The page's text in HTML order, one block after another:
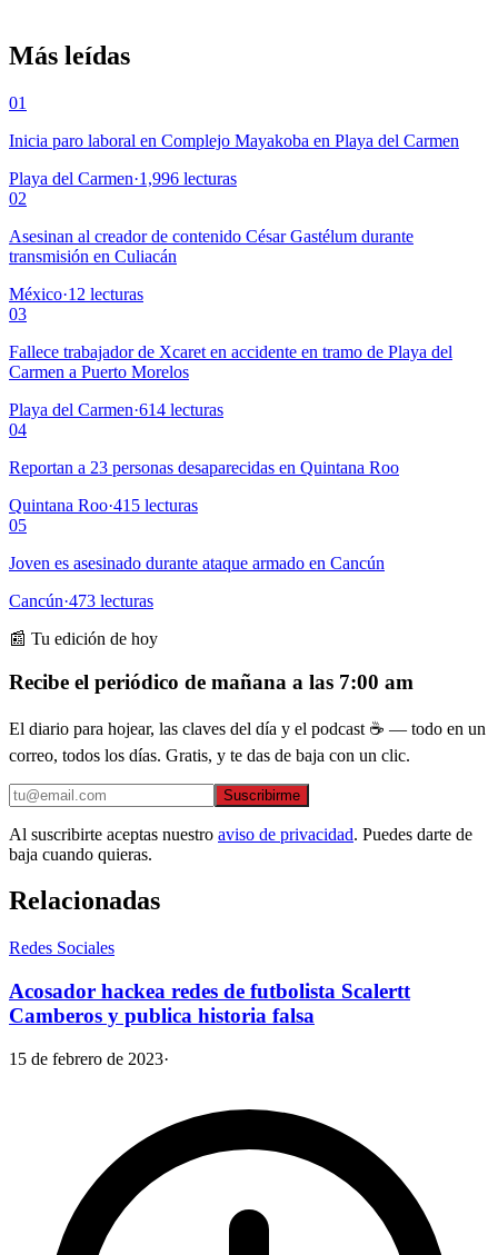
Más leídas
01
Inicia paro laboral en Complejo Mayakoba en Playa del Carmen
Playa del Carmen·1,996 lecturas
02
Asesinan al creador de contenido César Gastélum durante
transmisión en Culiacán
México·12 lecturas
03
Fallece trabajador de Xcaret en accidente en tramo de Playa del
Carmen a Puerto Morelos
Playa del Carmen·614 lecturas
04
Reportan a 23 personas desaparecidas en Quintana Roo
Quintana Roo·415 lecturas
05
Joven es asesinado durante ataque armado en Cancún
Cancún·473 lecturas
📰 Tu edición de hoy
Recibe el periódico de mañana a las 7:00 am
El diario para hojear, las claves del día y el podcast ☕ — todo en un
correo, todos los días. Gratis, y te das de baja con un clic.
Suscribirme
Al suscribirte aceptas nuestro aviso de privacidad. Puedes darte de
baja cuando quieras.
Relacionadas
Redes Sociales
Acosador hackea redes de futbolista Scalertt
Camberos y publica historia falsa
15 de febrero de 2023·